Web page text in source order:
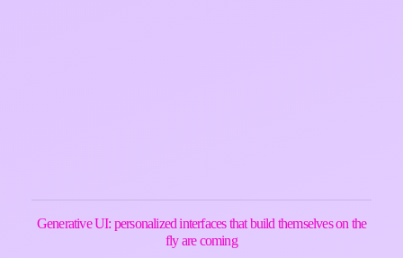
Generative UI: personalized interfaces that build themselves on the
fly are coming